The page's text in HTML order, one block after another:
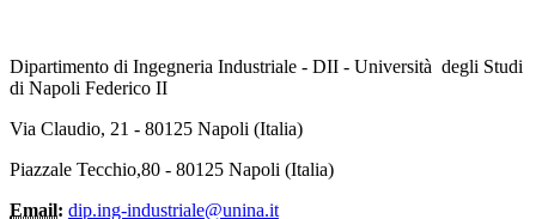
Dipartimento di Ingegneria Industriale - DII - Università degli Studi
di Napoli Federico II
Via Claudio, 21 - 80125 Napoli (Italia)
Piazzale Tecchio,80 - 80125 Napoli (Italia)
Email: dip.ing-industriale@unina.it